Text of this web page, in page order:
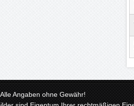
Alle Angaben ohne Gewähr!